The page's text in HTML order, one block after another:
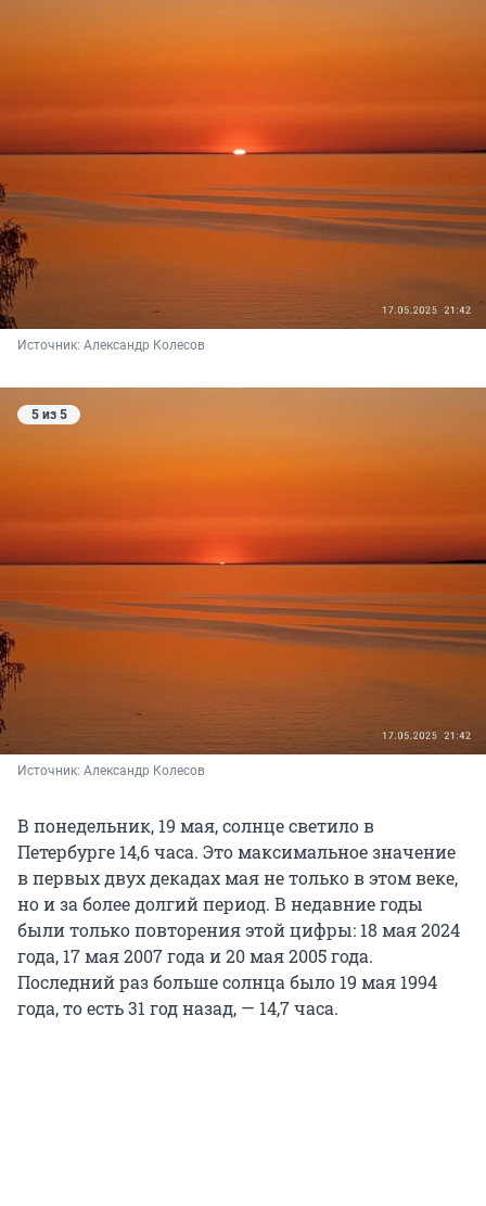
Источник: Александр Колесов
5 из 5
Источник: Александр Колесов
В понедельник, 19 мая, солнце светило в
Петербурге 14,6 часа. Это максимальное значение
в первых двух декадах мая не только в этом веке,
но и за более долгий период. В недавние годы
были только повторения этой цифры: 18 мая 2024
года, 17 мая 2007 года и 20 мая 2005 года.
Последний раз больше солнца было 19 мая 1994
года, то есть 31 год назад, — 14,7 часа.